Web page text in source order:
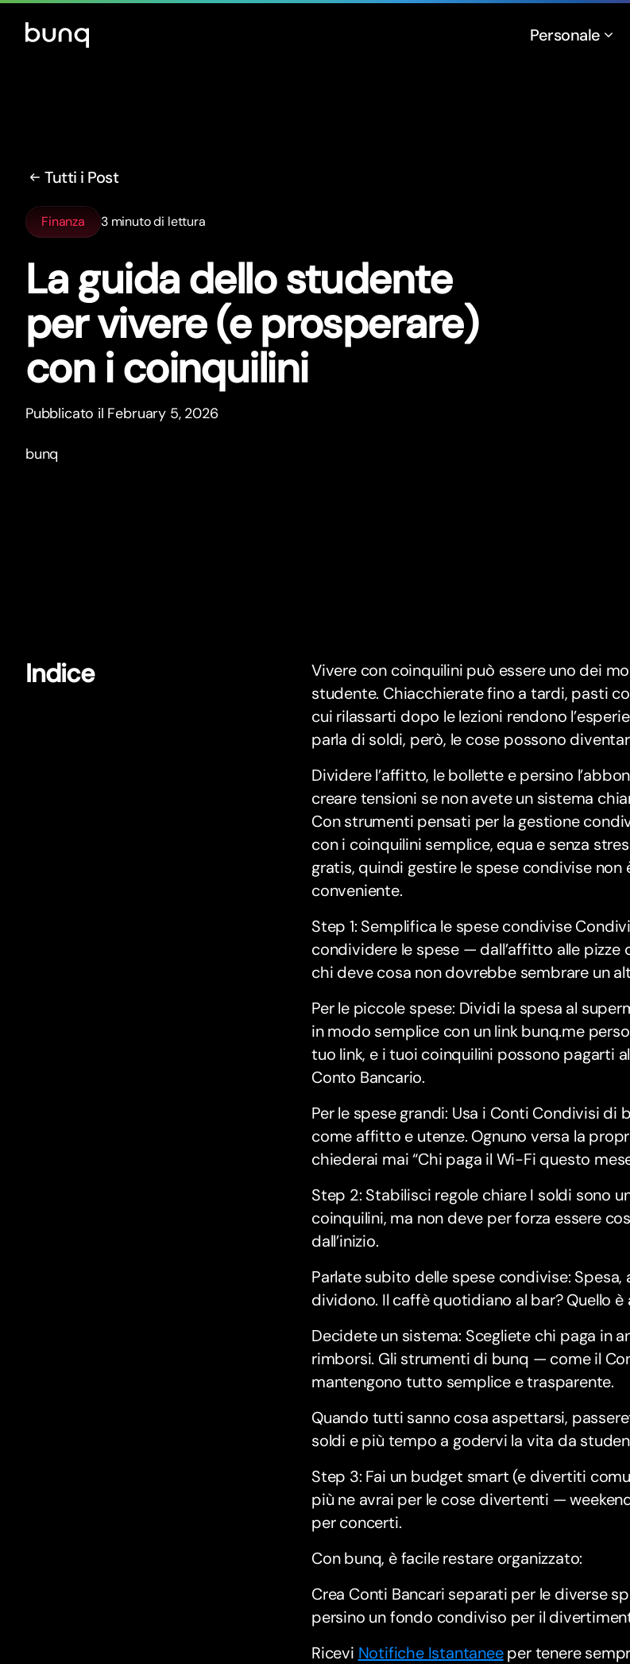
Personale
Tutti i Post
Finanza 3 minuto di lettura
La guida dello studente
per vivere (e prosperare)
con i coinquilini
Pubblicato il February 5, 2026
bunq
Indice
Vivere con coinquilini può essere uno dei
studente. Chiacchierate fino a tardi, pasti
cui rilassarti dopo le lezioni rendono
parla di soldi, però, le cose possono
Dividere l’affitto, le bollette e persino
creare tensioni se non avete un sistema
Con strumenti pensati per la gestione
con i coinquilini semplice, equa e senza
gratis, quindi gestire le spese condivise
conveniente.
Step 1: Semplifica le spese condivise
condividere le spese — dall’affitto alle pizze
chi deve cosa non dovrebbe sembrare un
Per le piccole spese: Dividi la spesa al
in modo semplice con un link bunq.me
tuo link, e i tuoi coinquilini possono pagarti
Conto Bancario.
Per le spese grandi: Usa i Conti Condivisi
come affitto e utenze. Ognuno versa la
chiederai mai “Chi paga il Wi-Fi questo
Step 2: Stabilisci regole chiare I soldi sono
coinquilini, ma non deve per forza essere
dall’inizio.
Parlate subito delle spese condivise:
dividono. Il caffè quotidiano al bar? Quello è
Decidete un sistema: Scegliete chi paga in
rimborsi. Gli strumenti di bunq — come il
mantengono tutto semplice e trasparente.
Quando tutti sanno cosa aspettarsi,
soldi e più tempo a godervi la vita da
Step 3: Fai un budget smart (e divertiti
più ne avrai per le cose divertenti —
per concerti.
Con bunq, è facile restare organizzato:
Crea Conti Bancari separati per le diverse
persino un fondo condiviso per il
Ricevi Notifiche Istantaneeper tenere